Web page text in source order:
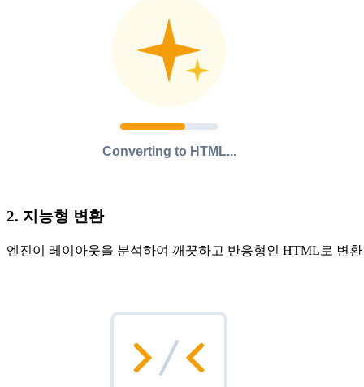
2. 지능형 변환
엔진이 레이아웃을 분석하여 깨끗하고 반응형인 HTML로 변